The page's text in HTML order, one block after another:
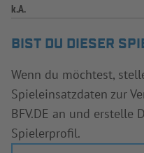
k.A.
BIST DU DIESER
Wenn du möchtest,
Spieleinsatzdaten zur
BFV.DE an und erstelle
Spielerprofil.